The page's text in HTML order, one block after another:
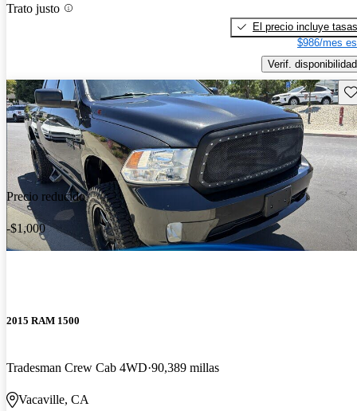
Trato justo
El precio incluye tasas
$986/mes
Verif. disponibilidad
Precio reducido
-$1,000
2015 RAM 1500
Tradesman Crew Cab 4WD 90,389 millas
Vacaville, CA